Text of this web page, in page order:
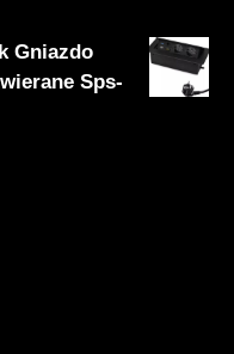
Gniazdo
Sps-